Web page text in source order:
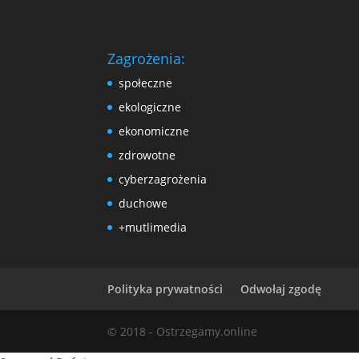
Zagrożenia:
społeczne
ekologiczne
ekonomiczne
zdrowotne
cyberzagrożenia
duchowe
+mutlimedia
Polityka prywatności Odwołaj zgodę
© 2018 - Ostrzegamy.online